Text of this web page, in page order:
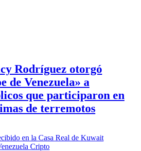
Rodríguez otorgó
de Venezuela» a
que participaron en
de terremotos
en la Casa Real de Kuwait
Cripto